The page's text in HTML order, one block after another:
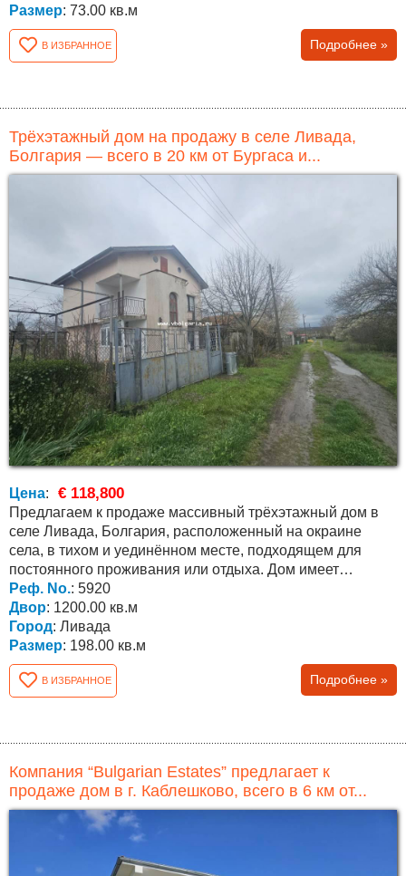
Размер: 73.00 кв.м
В ИЗБРАННОЕ Подробнее »
Трёхэтажный дом на продажу в селе Ливада,
Болгария — всего в 20 км от Бургаса и...
Цена: € 118,800
Предлагаем к продаже массивный трёхэтажный дом в
селе Ливада, Болгария, расположенный на окраине
села, в тихом и уединённом месте, подходящем для
постоянного проживания или отдыха. Дом имеет
площадь...
Реф. No.: 5920
Двор: 1200.00 кв.м
Город: Ливада
Размер: 198.00 кв.м
В ИЗБРАННОЕ Подробнее »
Компания “Bulgarian Estates” предлагает к
продаже дом в г. Каблешково, всего в 6 км от...